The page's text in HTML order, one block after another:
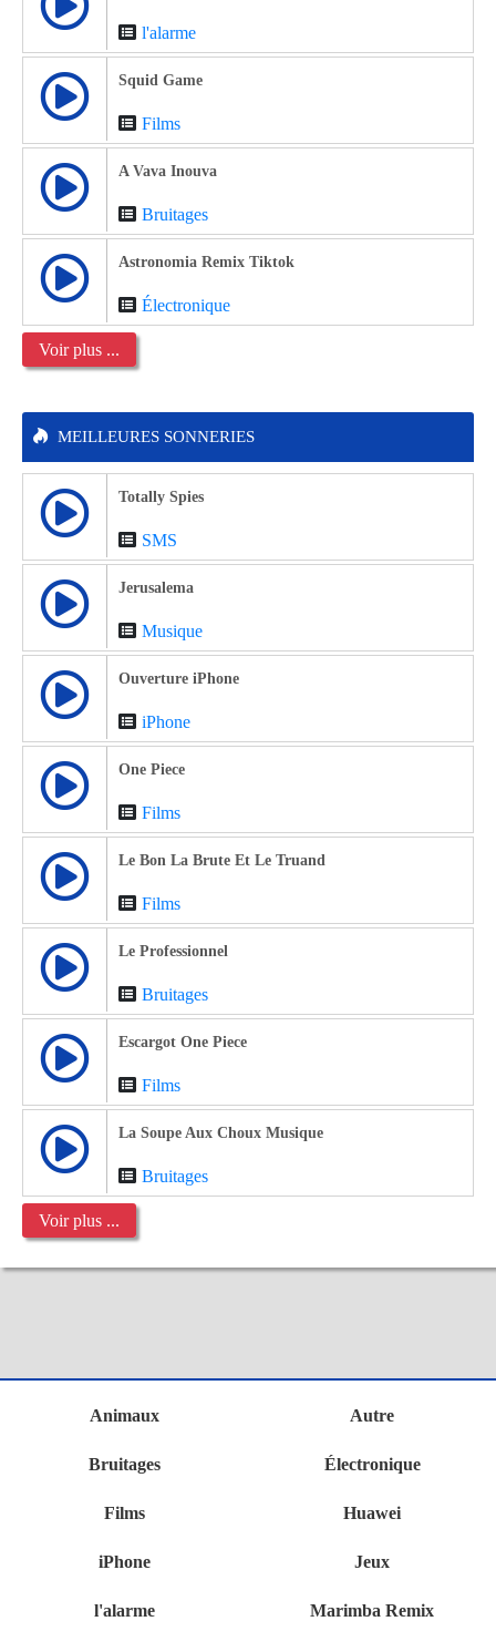
l'alarme
Squid Game
Films
A Vava Inouva
Bruitages
Astronomia Remix Tiktok
Électronique
Voir plus ...
MEILLEURES SONNERIES
Totally Spies
SMS
Jerusalema
Musique
Ouverture iPhone
iPhone
One Piece
Films
Le Bon La Brute Et Le Truand
Films
Le Professionnel
Bruitages
Escargot One Piece
Films
La Soupe Aux Choux Musique
Bruitages
Voir plus ...
Animaux Autre
Bruitages Électronique
Films Huawei
iPhone Jeux
l'alarme Marimba Remix